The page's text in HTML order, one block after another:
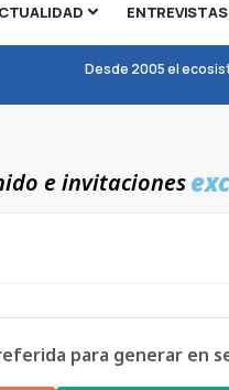
ENTREVISTAS
Desde 2005 el
e invitaciones
para generar en